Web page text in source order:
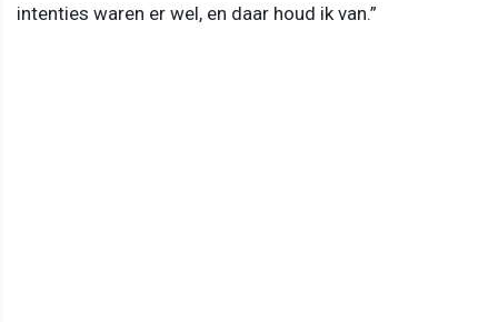
intenties waren er wel, en daar houd ik van.”